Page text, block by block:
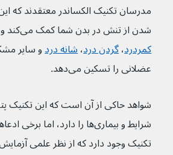
مدرسان تکنیک الکساندر معتقدند که
شدن از تنش در بدن شما کمک می‌کند و مشکلاتی مانند
کمردرد، گردن درد، شانه درد و سایر
عضلانی را تسکین می‌دهد.
شواهد حاکی از آن است که این تکنیک
شرایط و بیماری‌ها را دارد، اما
تکنیک وجود دارد که از نظر علمی آزمایش